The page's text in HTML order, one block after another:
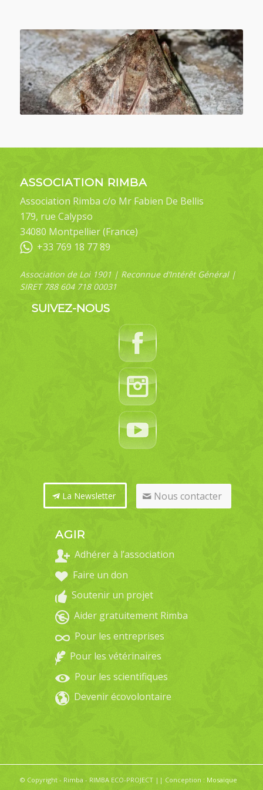
ASSOCIATION RIMBA
Association Rimba c/o Mr Fabien De Bellis
179, rue Calypso
34080 Montpellier (France)
+33 769 18 77 89
Association de Loi 1901 | Reconnue d’Intérêt Général |
SIRET 788 604 718 00031
SUIVEZ-NOUS
La Newsletter Nous contacter
AGIR
Adhérer à l’association
Faire un don
Soutenir un projet
Aider gratuitement Rimba
Pour les entreprises
Pour les vétérinaires
Pour les scientifiques
Devenir écovolontaire
© Copyright - Rimba - RIMBA ECO-PROJECT || Conception : Mosaïque